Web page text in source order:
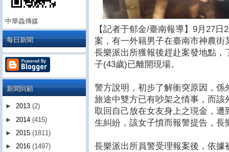
【記者于郁金/臺南報導】9月27
案，有一外籍男子在臺南市神農
長樂派出所獲報後趕赴案發地點
子(43歲)已離開現場。
警方說明，初步了解衝突原因，
旅途中雙方已有吵架之情事，而
取回自己放在女友身上之現金，
生糾紛，該女子憤而報警提告，
長樂派出所員警受理報案後，依
中華鱻傳媒
每日新聞
新聞回顧
► 2013 (2)
► 2014 (415)
► 2015 (1811)
► 2016 (1497)